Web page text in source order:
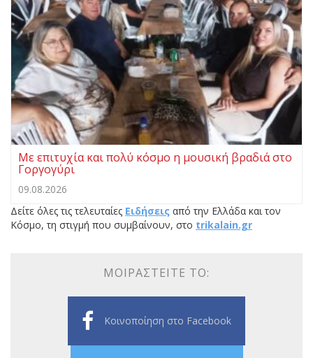
Με επιτυχία και πολύ κόσμο η μουσική βραδιά στο
Γοργογύρι
09.08.2026
Δείτε όλες τις τελευταίες Ειδήσεις από την Ελλάδα και τον
Κόσμο, τη στιγμή που συμβαίνουν, στο trikalain.gr
ΜΟΙΡΑΣΤΕΊΤΕ ΤΟ:
Κοινοποίηση στο Facebook